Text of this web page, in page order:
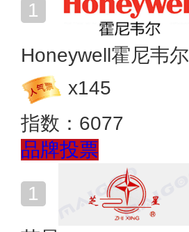
Honeywell霍尼韦尔
x145
指数： 6077
品牌投票